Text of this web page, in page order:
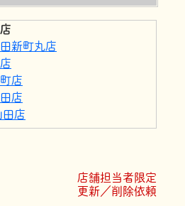
新町丸店
店
店
田店
ービス十季 月も日も
店舗担当者限定
更新／削除依頼